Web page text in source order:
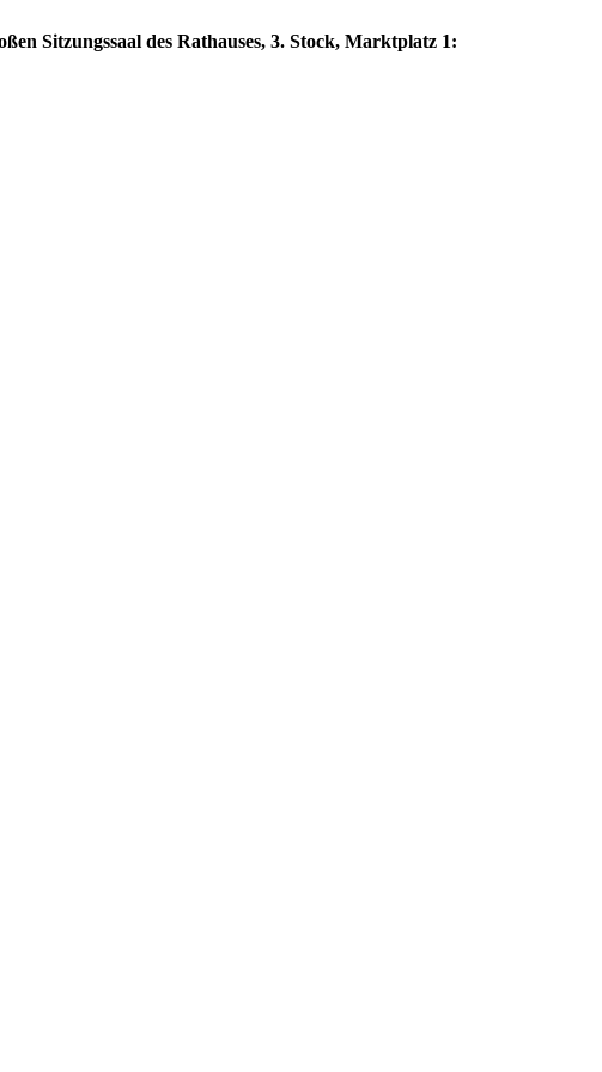
Sitzungssaal des Rathauses, 3. Stock, Marktplatz 1: